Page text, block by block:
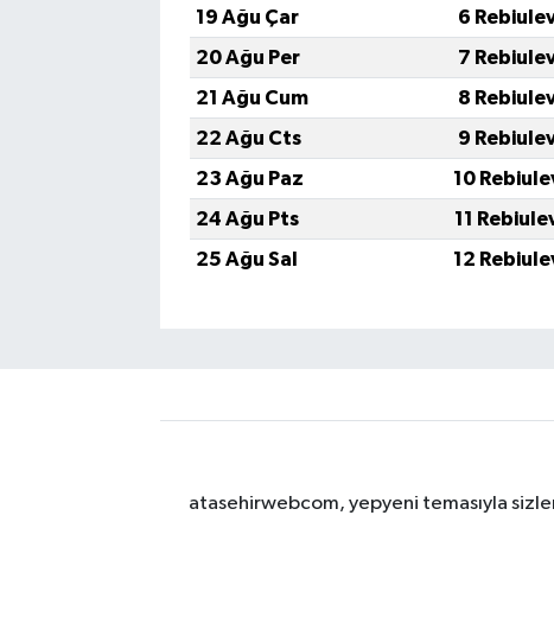
19 Ağu Çar
6
20 Ağu Per
7
21 Ağu Cum
8
22 Ağu Cts
9
23 Ağu Paz
10
24 Ağu Pts
11
25 Ağu Sal
12
atasehirwebcom, yepyeni temasıyla